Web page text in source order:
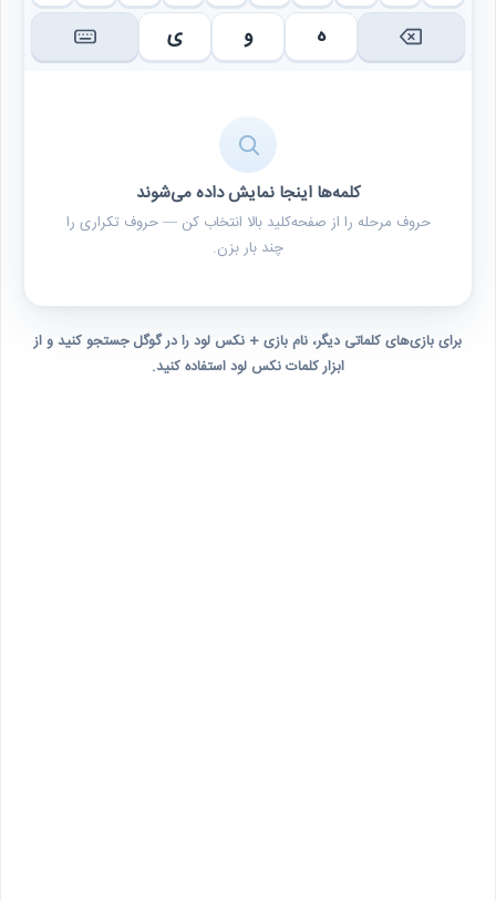
ه
و ی
کلمه‌ها اینجا نمایش داده می‌شوند
حروف مرحله را از صفحه‌کلید بالا انتخاب کن — حروف تکراری را
چند بار بزن.
برای بازی‌های کلماتی دیگر، نام بازی + نکس لود را در گوگل جستجو کنید و از
ابزار کلمات نکس لود استفاده کنید.